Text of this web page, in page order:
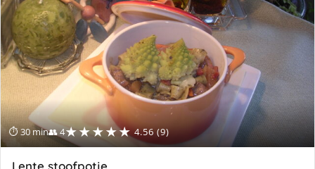
⏱ 30 min👥 4★★★★★ 4.56 (9)
Lente stoofpotje